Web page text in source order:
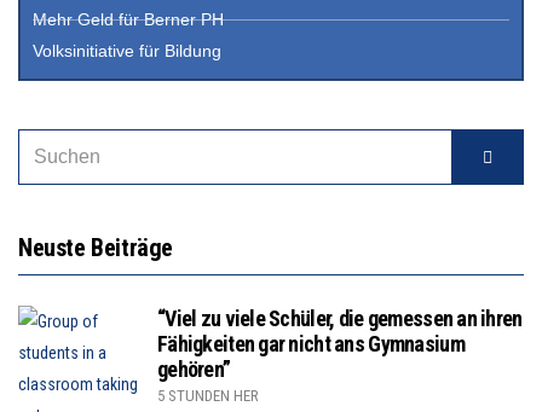
Mehr Geld für Berner PH
Volksinitiative für Bildung
Neuste Beiträge
“Viel zu viele Schüler, die gemessen an ihren
Fähigkeiten gar nicht ans Gymnasium
gehören”
5 STUNDEN HER